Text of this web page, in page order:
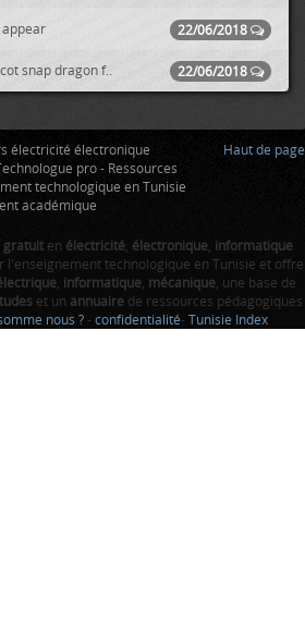
22/06/2018
22/06/2018
snap dragon f..
Haut de page
électricité électronique
pro - Ressources
technologique en Tunisie
académique
gratuiten électricité, électronique, informatique
l'enseignement technologique en Tunisie et offre
, informatique, mécanique, une base de
et un annuairede ressources pédagogiques
nous ? - confidentialité- Tunisie Index